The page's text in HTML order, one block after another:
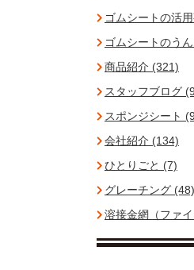
ゴムシートの活
ゴムシートのう
商品紹介 (321)
スタッフブログ
スポンジシート
会社紹介 (134)
ひとりごと (7)
グレーチング (48)
溶接金網（ファ